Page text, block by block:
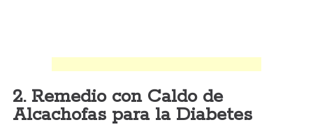
2. Remedio con Caldo de
Alcachofas para la Diabetes